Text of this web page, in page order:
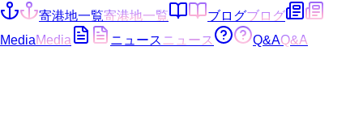
寄港地一覧寄港地一覧 ブログブログ
MediaMedia ニュース ニュース Q&AQ&A